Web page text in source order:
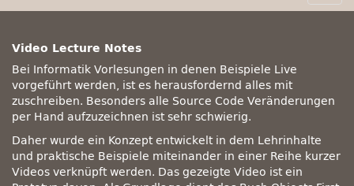
Video Lecture Notes
Bei Informatik Vorlesungen in denen Beispiele Live
vorgeführt werden, ist es herausfordernd alles mit
zuschreiben. Besonders alle Source Code Veränderungen
per Hand aufzuzeichnen ist sehr schwierig.
Daher wurde ein Konzept entwickelt in dem Lehrinhalte
und praktische Beispiele miteinander in einer Reihe kurzer
Videos verknüpft werden. Das gezeigte Video ist ein